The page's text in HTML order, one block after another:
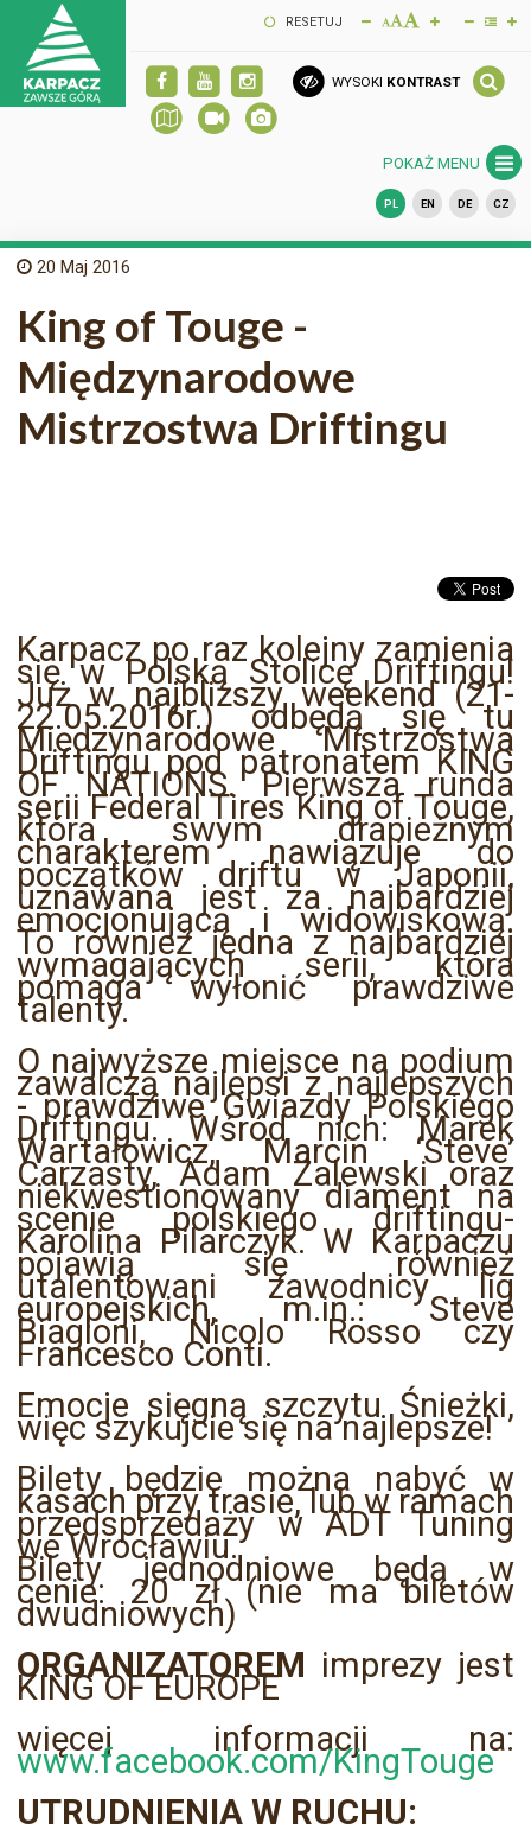
RESETUJ
WYSOKI KONTRAST
POKAŻ MENU
PL EN DE CZ
20 Maj 2016
King of Touge -
Międzynarodowe
Mistrzostwa Driftingu
Karpacz po raz kolejny zamienia
się w Polską Stolicę Driftingu!
Już w najbliższy weekend (21-
22.05.2016r.) odbędą się tu
Międzynarodowe Mistrzostwa
Driftingu pod patronatem KING
OF NATIONS. Pierwsza runda
serii Federal Tires King of Touge,
która swym drapieżnym
charakterem nawiązuje do
początków driftu w Japonii,
uznawana jest za najbardziej
emocjonującą i widowiskową.
To również jedna z najbardziej
wymagających serii, która
pomaga wyłonić prawdziwe
talenty.
O najwyższe miejsce na podium
zawalczą najlepsi z najlepszych
- prawdziwe Gwiazdy Polskiego
Driftingu. Wśród nich: Marek
Wartałowicz, Marcin ‘Steve’
Carzasty, Adam Zalewski oraz
niekwestionowany diament na
scenie polskiego driftingu-
Karolina Pilarczyk. W Karpaczu
pojawią się również
utalentowani zawodnicy lig
europejskich, m.in.: Steve
Biagioni, Nicolo Rosso czy
Francesco Conti.
Emocje sięgną szczytu Śnieżki,
więc szykujcie się na najlepsze!
Bilety będzie można nabyć w
kasach przy trasie, lub w ramach
przedsprzedaży w ADT Tuning
we Wrocławiu.
Bilety jednodniowe będą w
cenie: 20 zł (nie ma biletów
dwudniowych)
ORGANIZATOREM imprezy jest
KING OF EUROPE
więcej informacji na:
www.facebook.com/KingTouge
UTRUDNIENIA W RUCHU: